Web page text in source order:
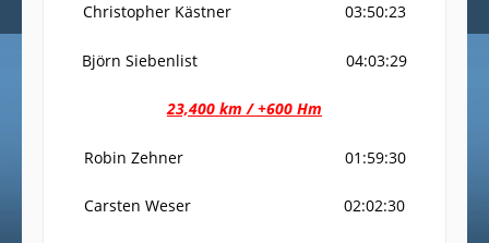
Christopher Kästner 03:50:23
Björn Siebenlist 04:03:29
23,400 km / +600 Hm
Robin Zehner 01:59:30
Carsten Weser 02:02:30